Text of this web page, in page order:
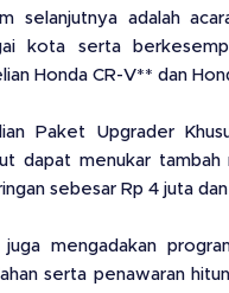
selanjutnya adalah
kota serta
Honda CR-V** dan
Paket Upgrader
dapat menukar
sebesar Rp 4 juta dan
juga mengadakan
serta penawaran